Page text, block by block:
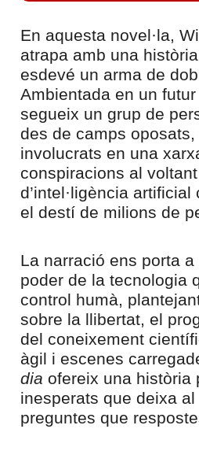
En aquesta novel·la,
atrapa amb una
esdevé un arma de
Ambientada en un
segueix un grup de
des de camps
involucrats en una
conspiracions al
d’intel·ligència
el destí de milions de
La narració ens porta
poder de la tecnologia
control humà,
sobre la llibertat, el
del coneixement
àgil i escenes
dia ofereix una història
inesperats que deixa
preguntes que